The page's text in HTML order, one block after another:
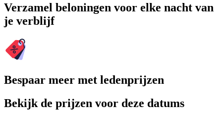
Verzamel beloningen voor elke nacht van
je verblijf
Bespaar meer met ledenprijzen
Bekijk de prijzen voor deze datums